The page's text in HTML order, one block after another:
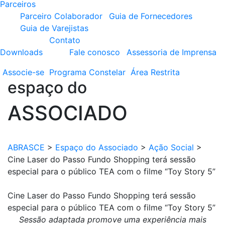
Parceiros
Parceiro Colaborador
Guia de Fornecedores
Guia de Varejistas
Downloads
Contato
Fale conosco
Assessoria de Imprensa
Associe-se Programa Constelar Área Restrita
espaço do
ASSOCIADO
ABRASCE > Espaço do Associado > Ação Social >
Cine Laser do Passo Fundo Shopping terá sessão
especial para o público TEA com o filme “Toy Story 5”
Cine Laser do Passo Fundo Shopping terá sessão
especial para o público TEA com o filme “Toy Story 5”
Sessão adaptada promove uma experiência mais